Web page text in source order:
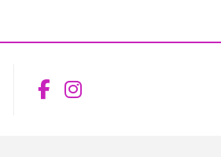
Aceder ao
Aceder ao